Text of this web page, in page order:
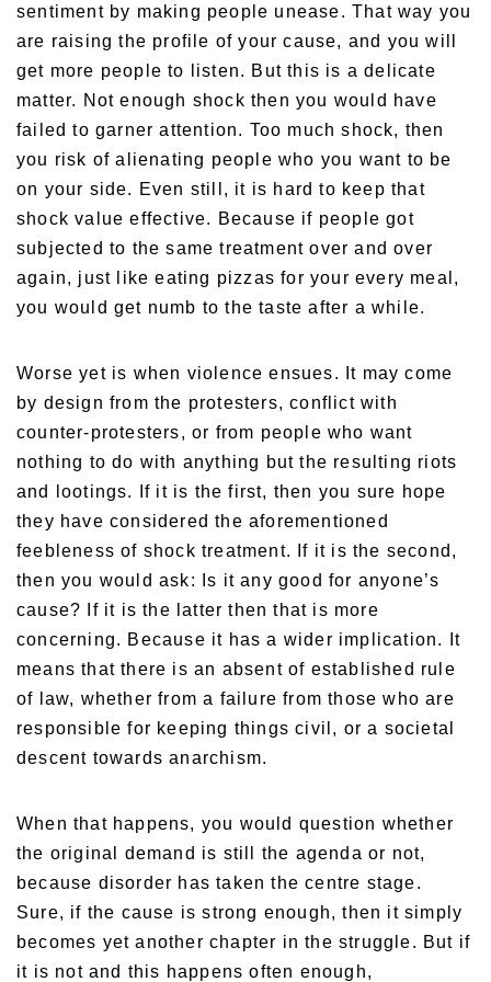
sentiment by making people unease. That way you
are raising the profile of your cause, and you will
get more people to listen. But this is a delicate
matter. Not enough shock then you would have
failed to garner attention. Too much shock, then
you risk of alienating people who you want to be
on your side. Even still, it is hard to keep that
shock value effective. Because if people got
subjected to the same treatment over and over
again, just like eating pizzas for your every meal,
you would get numb to the taste after a while.
Worse yet is when violence ensues. It may come
by design from the protesters, conflict with
counter-protesters, or from people who want
nothing to do with anything but the resulting riots
and lootings. If it is the first, then you sure hope
they have considered the aforementioned
feebleness of shock treatment. If it is the second,
then you would ask: Is it any good for anyone’s
cause? If it is the latter then that is more
concerning. Because it has a wider implication. It
means that there is an absent of established rule
of law, whether from a failure from those who are
responsible for keeping things civil, or a societal
descent towards anarchism.
When that happens, you would question whether
the original demand is still the agenda or not,
because disorder has taken the centre stage.
Sure, if the cause is strong enough, then it simply
becomes yet another chapter in the struggle. But if
it is not and this happens often enough,